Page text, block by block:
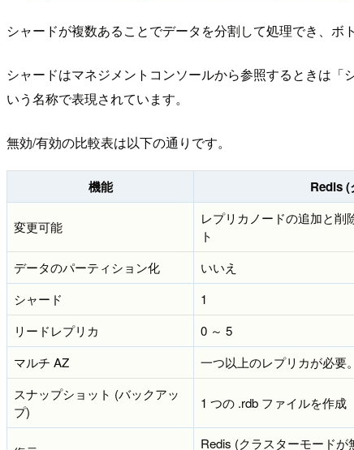
シャードが複数あることでデータを分割して処理でき、ボ
シャードはマネジメントコンソールから参照するときは
いう名称で表現されています。
無効/有効の比較表は以下の通りです。
機能 Redis (
変更可能
レプリカノードの追加と削
ト
データのパーティション化 いいえ
シャード
1
リードレプリカ
0 ～ 5
マルチ AZ
一つ以上のレプリカが必要
スナップショット (バックアッ
プ)
1 つの .rdb ファイルを作成
Redis (クラスターモード